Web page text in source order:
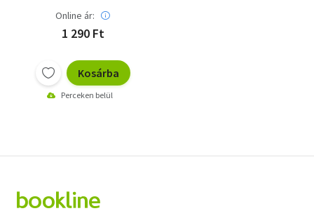
Online ár:
1 290 Ft
Kosárba
Perceken belül